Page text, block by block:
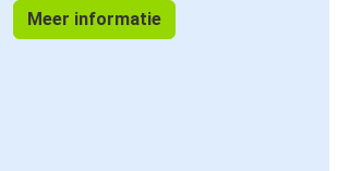
Meer informatie